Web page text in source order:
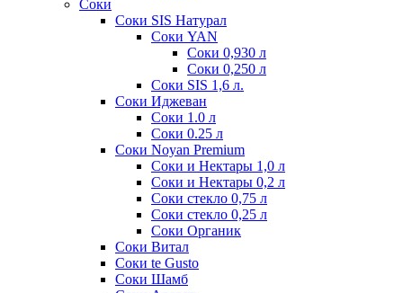
Соки
Соки SIS Натурал
Соки YAN
Соки 0,930 л
Соки 0,250 л
Соки SIS 1,6 л.
Соки Иджеван
Соки 1.0 л
Соки 0.25 л
Соки Noyan Premium
Соки и Нектары 1,0 л
Соки и Нектары 0,2 л
Соки стекло 0,75 л
Соки стекло 0,25 л
Соки Органик
Соки Витал
Соки te Gusto
Соки Шамб